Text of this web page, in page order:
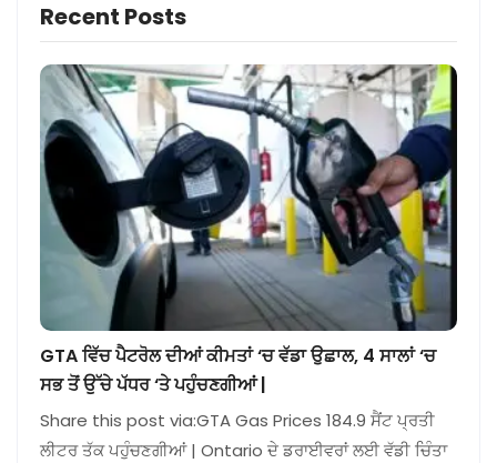
Recent Posts
GTA ਵਿੱਚ ਪੈਟਰੋਲ ਦੀਆਂ ਕੀਮਤਾਂ ‘ਚ ਵੱਡਾ ਉਛਾਲ, 4 ਸਾਲਾਂ ‘ਚ
ਸਭ ਤੋਂ ਉੱਚੇ ਪੱਧਰ ‘ਤੇ ਪਹੁੰਚਣਗੀਆਂ |
Share this post via:GTA Gas Prices 184.9 ਸੈਂਟ ਪ੍ਰਤੀ
ਲੀਟਰ ਤੱਕ ਪਹੁੰਚਣਗੀਆਂ | Ontario ਦੇ ਡਰਾਈਵਰਾਂ ਲਈ ਵੱਡੀ ਚਿੰਤਾ